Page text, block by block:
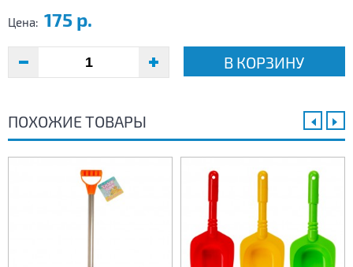
Цена: 175 р.
В КОРЗИНУ
ПОХОЖИЕ ТОВАРЫ